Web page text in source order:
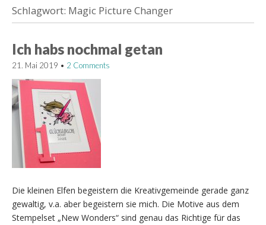
Schlagwort: Magic Picture Changer
Ich habs nochmal getan
21. Mai 2019 • 2 Comments
Die kleinen Elfen begeistern die Kreativgemeinde gerade ganz
gewaltig, v.a. aber begeistern sie mich. Die Motive aus dem
Stempelset „New Wonders“ sind genau das Richtige für das